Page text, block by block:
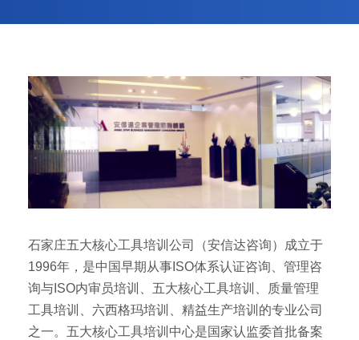
石家庄五大核心工具培训公司（安信达咨询）成立于
1996年，是中国早期从事ISO体系认证咨询、管理咨
询与ISO内审员培训、五大核心工具培训、质量管理
工具培训、六西格玛培训、精益生产培训的专业公司
之一。五大核心工具培训中心是国家认监委首批备案